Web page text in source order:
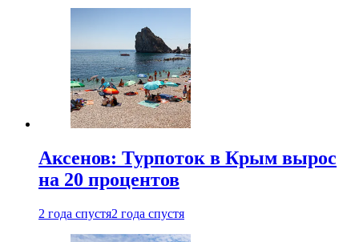
Аксенов: Турпоток в Крым вырос
на 20 процентов
2 года спустя2 года спустя